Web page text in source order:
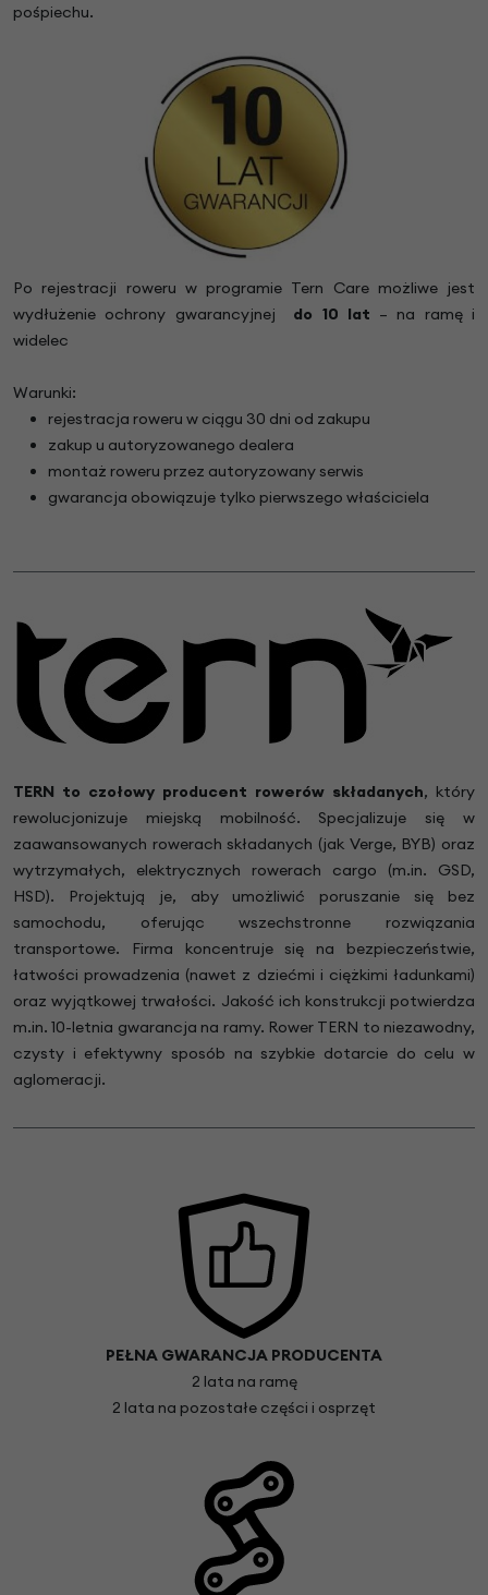
pośpiechu.
Po rejestracji roweru w programie Tern Care możliwe jest
wydłużenie ochrony gwarancyjnej do 10 lat – na ramę i
widelec
Warunki:
rejestracja roweru w ciągu 30 dni od zakupu
zakup u autoryzowanego dealera
montaż roweru przez autoryzowany serwis
gwarancja obowiązuje tylko pierwszego właściciela
TERN to czołowy producent rowerów składanych, który
rewolucjonizuje miejską mobilność. Specjalizuje się w
zaawansowanych rowerach składanych (jak Verge, BYB) oraz
wytrzymałych, elektrycznych rowerach cargo (m.in. GSD,
HSD). Projektują je, aby umożliwić poruszanie się bez
samochodu, oferując wszechstronne rozwiązania
transportowe. Firma koncentruje się na bezpieczeństwie,
łatwości prowadzenia (nawet z dziećmi i ciężkimi ładunkami)
oraz wyjątkowej trwałości. Jakość ich konstrukcji potwierdza
m.in. 10-letnia gwarancja na ramy. Rower TERN to niezawodny,
czysty i efektywny sposób na szybkie dotarcie do celu w
aglomeracji.
PEŁNA GWARANCJA PRODUCENTA
2 lata na ramę
2 lata na pozostałe części i osprzęt